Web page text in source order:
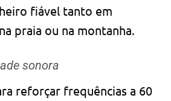
fiável tanto em
praia ou na montanha.
sonora
reforçar frequências a 60